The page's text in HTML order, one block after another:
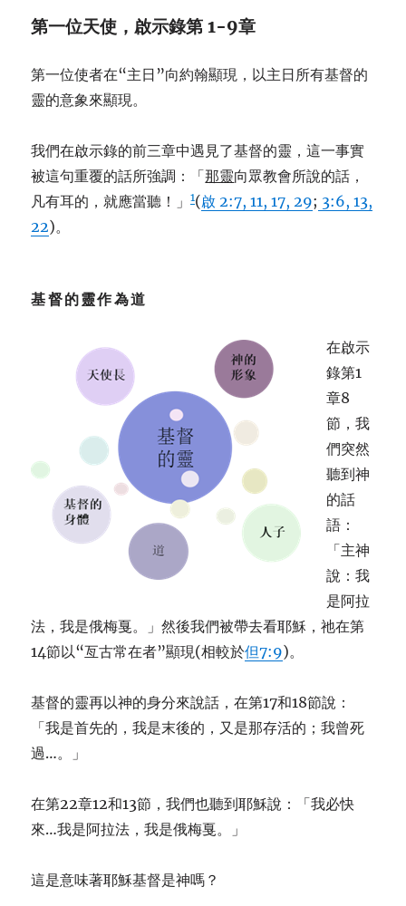
第一位天使，啟示錄第 1-9章
第一位使者在“主日”向約翰顯現，以主日所有基督的
靈的意象來顯現。
我們在啟示錄的前三章中遇見了基督的靈，這一事實
被這句重覆的話所強調：「那靈向眾教會所說的話，
凡有耳的，就應當聽！」1(啟 2:7, 11, 17, 29; 3:6, 13,
22)。
基督的靈作為道
在啟示
錄第1
章8
節，我
們突然
聽到神
的話
語：
「主神
說：我
是阿拉
法，我是俄梅戛。」然後我們被帶去看耶穌，祂在第
14節以“亙古常在者”顯現(相較於但7:9)。
基督的靈再以神的身分來說話，在第17和18節說：
「我是首先的，我是末後的，又是那存活的；我曾死
過…。」
在第22章12和13節，我們也聽到耶穌說：「我必快
來…我是阿拉法，我是俄梅戛。」
這是意味著耶穌基督是神嗎？